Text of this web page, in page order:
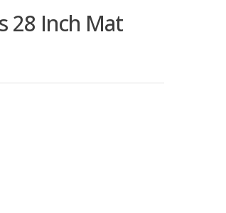
28 Inch Mat